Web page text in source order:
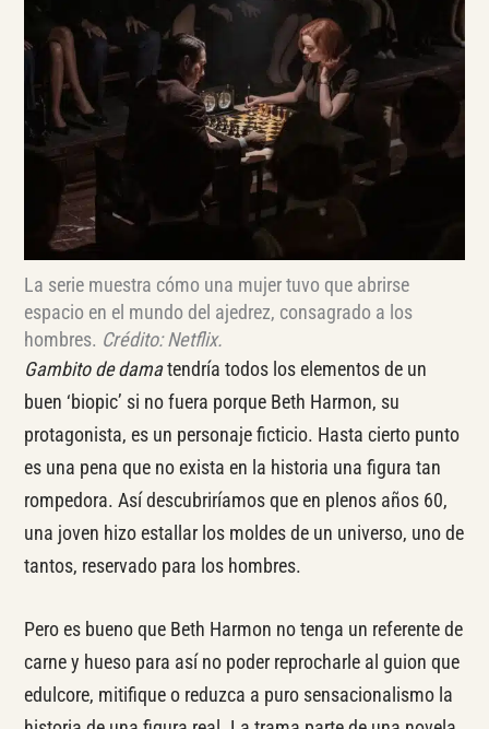
La serie muestra cómo una mujer tuvo que abrirse
espacio en el mundo del ajedrez, consagrado a los
hombres. Crédito: Netflix.
Gambito de damatendría todos los elementos de un
buen ‘biopic’ si no fuera porque Beth Harmon, su
protagonista, es un personaje ficticio. Hasta cierto punto
es una pena que no exista en la historia una figura tan
rompedora. Así descubriríamos que en plenos años 60,
una joven hizo estallar los moldes de un universo, uno de
tantos, reservado para los hombres.
Pero es bueno que Beth Harmon no tenga un referente de
carne y hueso para así no poder reprocharle al guion que
edulcore, mitifique o reduzca a puro sensacionalismo la